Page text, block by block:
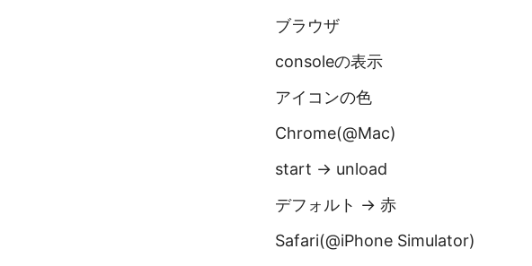
ブラウザ
consoleの表示
アイコンの色
Chrome(@Mac)
start -> unload
デフォルト -> 赤
Safari(@iPhone Simulator)